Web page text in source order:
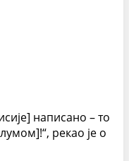
написано – то
рекао је о